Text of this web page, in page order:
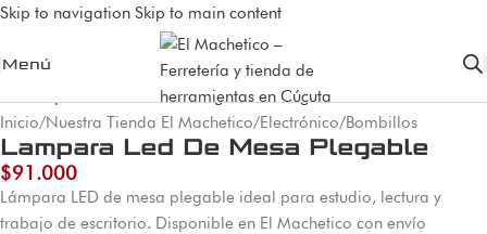
Skip to navigation Skip to main content
Menú
Inicio/Nuestra Tienda El Machetico/Electrónico/Bombillos
Lampara Led De Mesa Plegable
$91.000
Lámpara LED de mesa plegable ideal para estudio, lectura y
trabajo de escritorio. Disponible en El Machetico con envío